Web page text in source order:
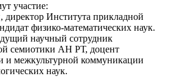
участие:
директор Института прикладной
физико-математических наук.
научный сотрудник
семиотики АН РТ, доцент
и межкультурной коммуникации
наук.